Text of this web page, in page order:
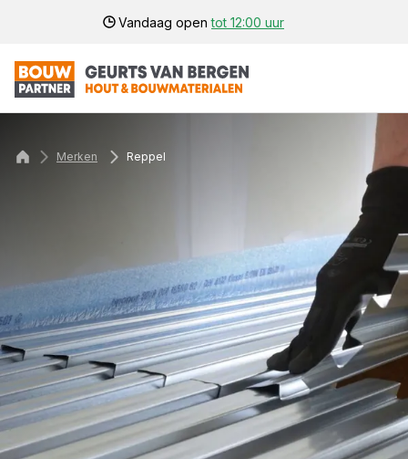
Vandaag opentot 12:00 uur
Merken Reppel